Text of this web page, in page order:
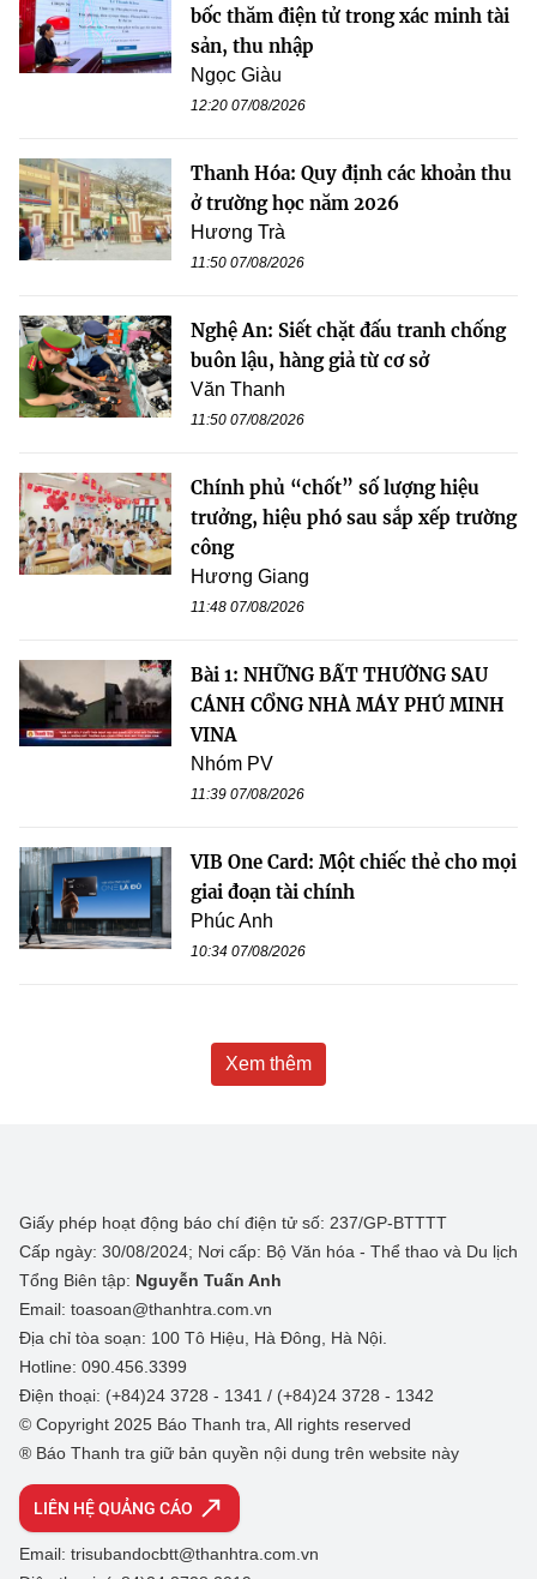
bốc thăm điện tử trong xác minh tài
sản, thu nhập
Ngọc Giàu
12:20 07/08/2026
Thanh Hóa: Quy định các khoản thu
ở trường học năm 2026
Hương Trà
11:50 07/08/2026
Nghệ An: Siết chặt đấu tranh chống
buôn lậu, hàng giả từ cơ sở
Văn Thanh
11:50 07/08/2026
Chính phủ “chốt” số lượng hiệu
trưởng, hiệu phó sau sắp xếp trường
công
Hương Giang
11:48 07/08/2026
Bài 1: NHỮNG BẤT THƯỜNG SAU
CÁNH CỔNG NHÀ MÁY PHÚ MINH
VINA
Nhóm PV
11:39 07/08/2026
VIB One Card: Một chiếc thẻ cho mọi
giai đoạn tài chính
Phúc Anh
10:34 07/08/2026
Xem thêm
Giấy phép hoạt động báo chí điện tử số: 237/GP-BTTTT
Cấp ngày: 30/08/2024; Nơi cấp: Bộ Văn hóa - Thể thao và Du lịch
Tổng Biên tập: Nguyễn Tuấn Anh
Email: toasoan@thanhtra.com.vn
Địa chỉ tòa soạn: 100 Tô Hiệu, Hà Đông, Hà Nội.
Hotline: 090.456.3399
Điện thoại: (+84)24 3728 - 1341 / (+84)24 3728 - 1342
© Copyright 2025 Báo Thanh tra, All rights reserved
® Báo Thanh tra giữ bản quyền nội dung trên website này
LIÊN HỆ QUẢNG CÁO
Email: trisubandocbtt@thanhtra.com.vn